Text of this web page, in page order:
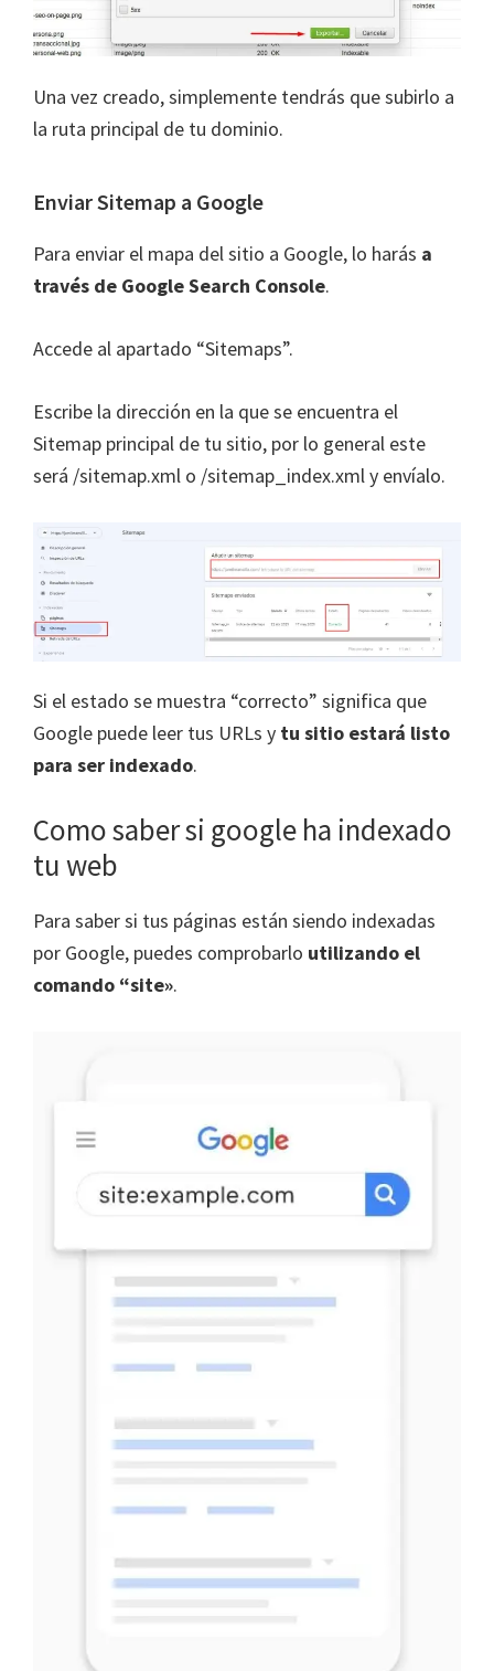
Una vez creado, simplemente tendrás que subirlo a
la ruta principal de tu dominio.
Enviar Sitemap a Google
Para enviar el mapa del sitio a Google, lo harás a
través de Google Search Console.
Accede al apartado “Sitemaps”.
Escribe la dirección en la que se encuentra el
Sitemap principal de tu sitio, por lo general este
será /sitemap.xml o /sitemap_index.xml y envíalo.
Si el estado se muestra “correcto” significa que
Google puede leer tus URLs y tu sitio estará listo
para ser indexado.
Como saber si google ha indexado
tu web
Para saber si tus páginas están siendo indexadas
por Google, puedes comprobarlo utilizando el
comando “site».